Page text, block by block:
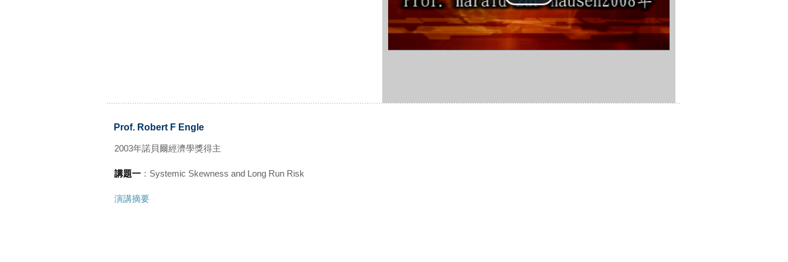
Prof. Robert F Engle
2003年諾貝爾經濟學獎得主
講題一 ：Systemic Skewness and Long Run Risk
演講摘要